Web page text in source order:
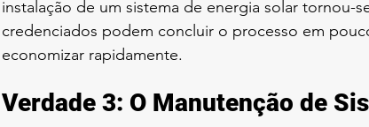
instalação de um sistema de energia solar tornou-
credenciados podem concluir o processo em
economizar rapidamente.
Verdade 3: O Manutenção de